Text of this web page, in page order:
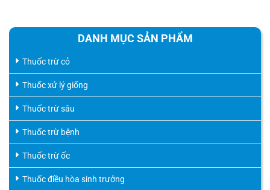
DANH MỤC SẢN PHẨM
Thuốc trừ cỏ
Thuốc xử lý giống
Thuốc trừ sâu
Thuốc trừ bệnh
Thuốc trừ ốc
Thuốc điều hòa sinh trưởng